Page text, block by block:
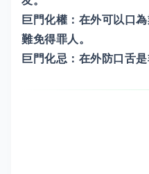
巨門化權：在外可以口
難免得罪人。
巨門化忌：在外防口舌是